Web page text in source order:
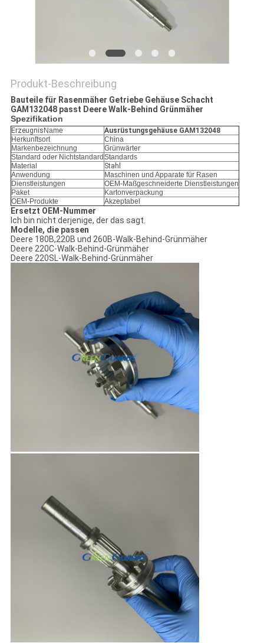
Produkt-Beschreibung
Bauteile für Rasenmäher Getriebe Gehäuse Schacht
GAM132048 passt Deere Walk-Behind Grünmäher
Spezifikation
Erzeugnis Name
Ausrüstungsgehäuse GAM132048
Herkunftsort
China
Markenbezeichnung
Grünwärter
Standard oder Nichtstandard Standards
Material
Stahl
Anwendung
Maschinen und Apparate für Rasen
Dienstleistungen
OEM-Maßgeschneiderte Dienstleistungen
Paket
Kartonverpackung
OEM-Produkte
Akzeptabel
Ersetzt OEM-Nummer
Ich bin nicht derjenige, der das sagt.
Modelle, die passen
Deere 180B,220B und 260B-Walk-Behind-Grünmäher
Deere 220C-Walk-Behind-Grünmäher
Deere 220SL-Walk-Behind-Grünmäher